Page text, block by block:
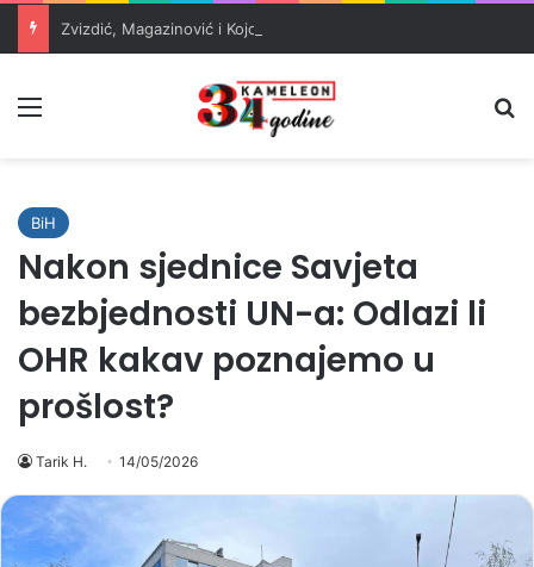
BiH
Nakon sjednice Savjeta
bezbjednosti UN-a: Odlazi li
OHR kakav poznajemo u
prošlost?
Tarik H. 14/05/2026